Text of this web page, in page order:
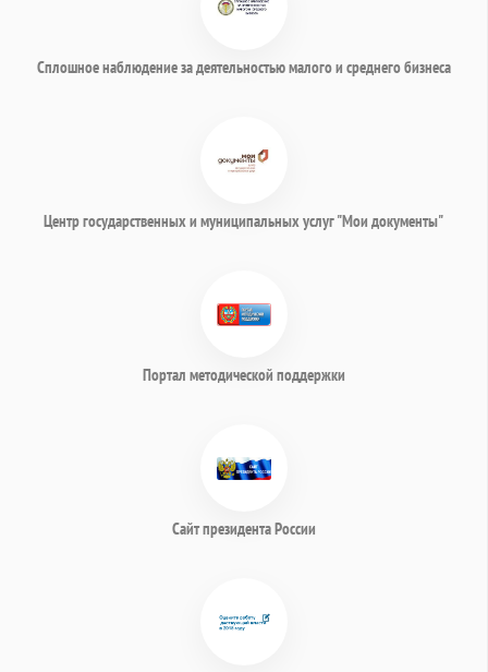
Сплошное наблюдение за деятельностью малого и среднего бизнеса
Центр государственных и муниципальных услуг "Мои документы"
Портал методической поддержки
Сайт президента России